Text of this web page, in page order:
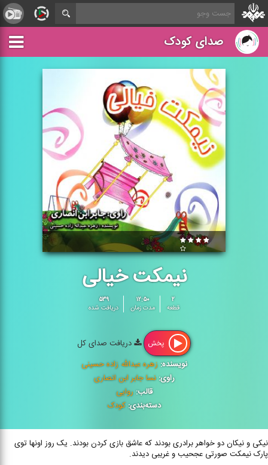
صدای کودک
نیمکت خیالی
۲
قطعه
۱۲:۵۰
مدت زمان
۵۳۹
دریافت شده
پخش
دریافت صدای کل
نویسنده:زهره عبدالله زاده حسینی
راوی: نسا جابر ابن انصاری
قالب: روایی
دسته‌بندی: کودک
نیکی و نیکان دو خواهر برادری بودند که عاشق بازی کردن بودند. یک روز اونها توی
پارک نیمکت صورتی عجحیب و غریبی دیدند.